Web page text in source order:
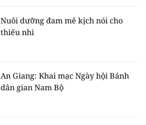
Nuôi dưỡng đam mê kịch nói cho
thiếu nhi
An Giang: Khai mạc Ngày hội Bánh
dân gian Nam Bộ